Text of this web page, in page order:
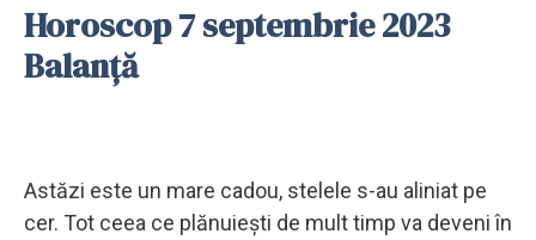
Horoscop 7 septembrie 2023
Balanță
Astăzi este un mare cadou, stelele s-au aliniat pe
cer. Tot ceea ce plănuiești de mult timp va deveni în